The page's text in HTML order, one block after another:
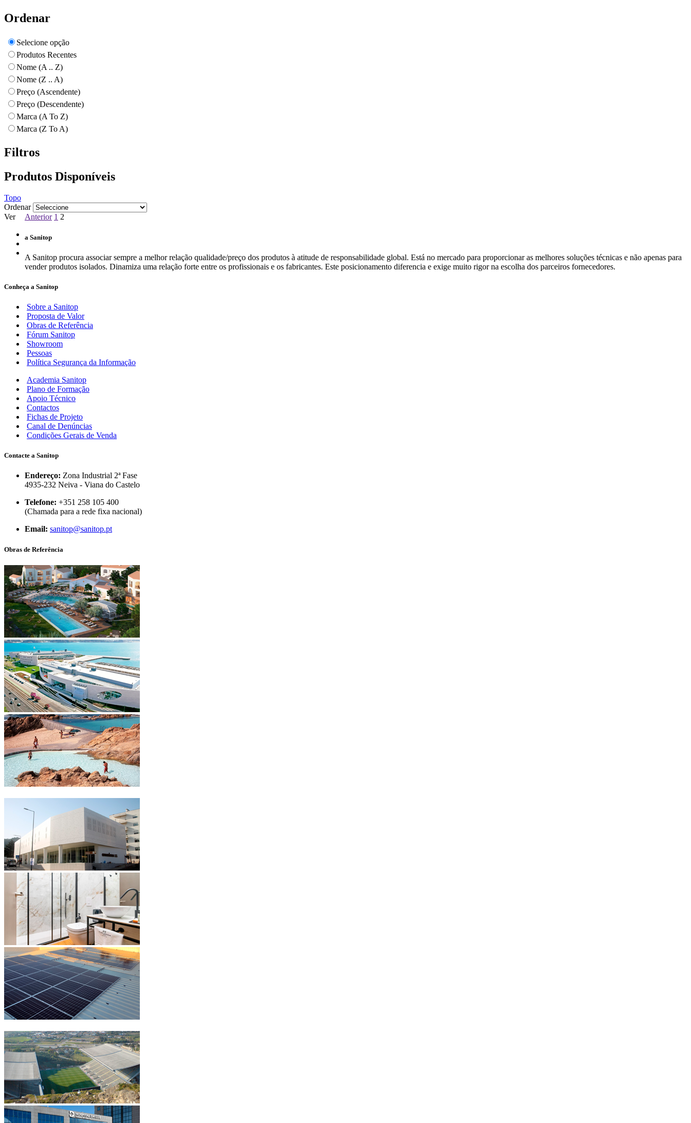
Ordenar
Selecione opção
Produtos Recentes
Nome (A .. Z)
Nome (Z .. A)
Preço (Ascendente)
Preço (Descendente)
Marca (A To Z)
Marca (Z To A)
Filtros
Produtos Disponíveis
Topo
Ordenar
Ver
Anterior 1 2
a Sanitop
A Sanitop procura associar sempre a melhor relação qualidade/preço dos produtos à atitude de responsabilidade global. Está no mercado para proporcionar as melhores soluções técnicas e não apenas para
vender produtos isolados. Dinamiza uma relação forte entre os profissionais e os fabricantes. Este posicionamento diferencia e exige muito rigor na escolha dos parceiros fornecedores.
Conheça a Sanitop
Sobre a Sanitop
Proposta de Valor
Obras de Referência
Fórum Sanitop
Showroom
Pessoas
Política Segurança da Informação
Academia Sanitop
Plano de Formação
Apoio Técnico
Contactos
Fichas de Projeto
Canal de Denúncias
Condições Gerais de Venda
Contacte a Sanitop
Endereço: Zona Industrial 2ª Fase
4935-232 Neiva - Viana do Castelo
Telefone: +351 258 105 400
(Chamada para a rede fixa nacional)
Email: sanitop@sanitop.pt
Obras de Referência